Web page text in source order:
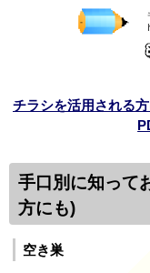
チラシを活用される
手口別に知って
方にも)
空き巣